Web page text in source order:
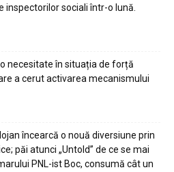
inspectorilor sociali într-o lună.
necesitate în situația de forță
a cerut activarea mecanismului
încearcă o nouă diversiune prin
păi atunci „Untold” de ce se mai
PNL-ist Boc, consumă cât un